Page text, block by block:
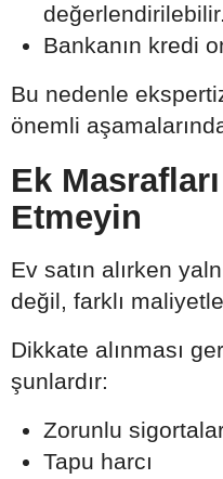
değerlendirilebilir.
Bankanın kredi
Bu nedenle
önemli
Ek
Etmeyin
Ev satın alırken
değil, farklı
Dikkate alınması
şunlardır:
Zorunlu
Tapu harcı